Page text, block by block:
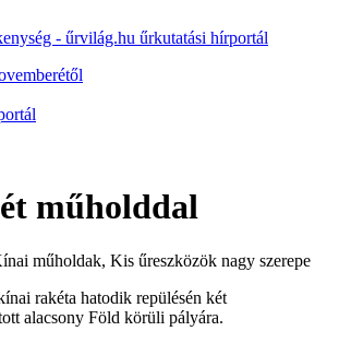
műholddal
műholdak, Kis űreszközök nagy szerepe
rakéta hatodik repülésén két
alacsony Föld körüli pályára.